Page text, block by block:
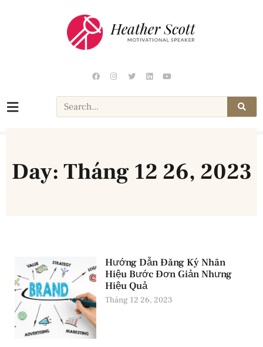
Day: Tháng 12 26, 2023
Hướng Dẫn Đăng Ký Nhãn
Hiệu Bước Đơn Giản Nhưng
Hiệu Quả
Tháng 12 26, 2023